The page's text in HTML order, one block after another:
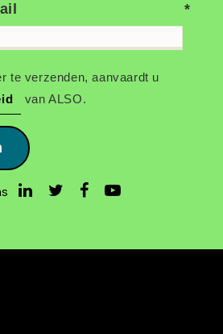
te verzenden, aanvaardt u
van ALSO.